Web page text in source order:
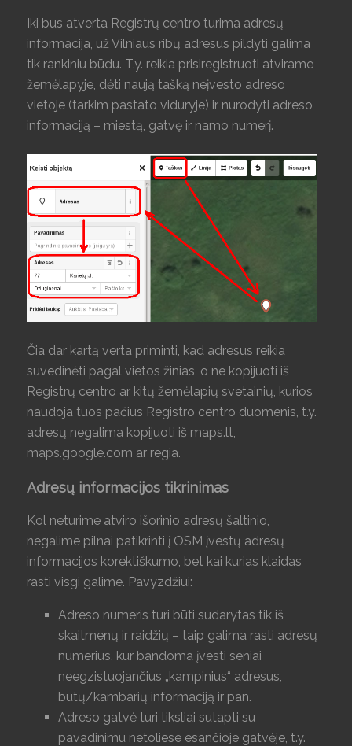
Iki bus atverta Registrų centro turima adresų
informacija, už Vilniaus ribų adresus pildyti galima
tik rankiniu būdu. T.y. reikia prisiregistruoti atvirame
žemėlapyje, dėti naują tašką neįvesto adreso
vietoje (tarkim pastato viduryje) ir nurodyti adreso
informaciją – miestą, gatvę ir namo numerį.
Čia dar kartą verta priminti, kad adresus reikia
suvedinėti pagal vietos žinias, o ne kopijuoti iš
Registrų centro ar kitų žemėlapių svetainių, kurios
naudoja tuos pačius Registro centro duomenis, t.y.
adresų negalima kopijuoti iš maps.lt,
maps.google.com ar regia.
Adresų informacijos tikrinimas
Kol neturime atviro išorinio adresų šaltinio,
negalime pilnai patikrinti į OSM įvestų adresų
informacijos korektiškumo, bet kai kurias klaidas
rasti visgi galime. Pavyzdžiui:
Adreso numeris turi būti sudarytas tik iš
skaitmenų ir raidžių – taip galima rasti adresų
numerius, kur bandoma įvesti seniai
neegzistuojančius „kampinius“ adresus,
butų/kambarių informaciją ir pan.
Adreso gatvė turi tiksliai sutapti su
pavadinimu netoliese esančioje gatvėje, t.y.